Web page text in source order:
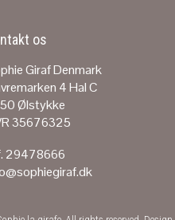
os
Giraf Denmark
4 Hal C
Ølstykke
35676325
29478666